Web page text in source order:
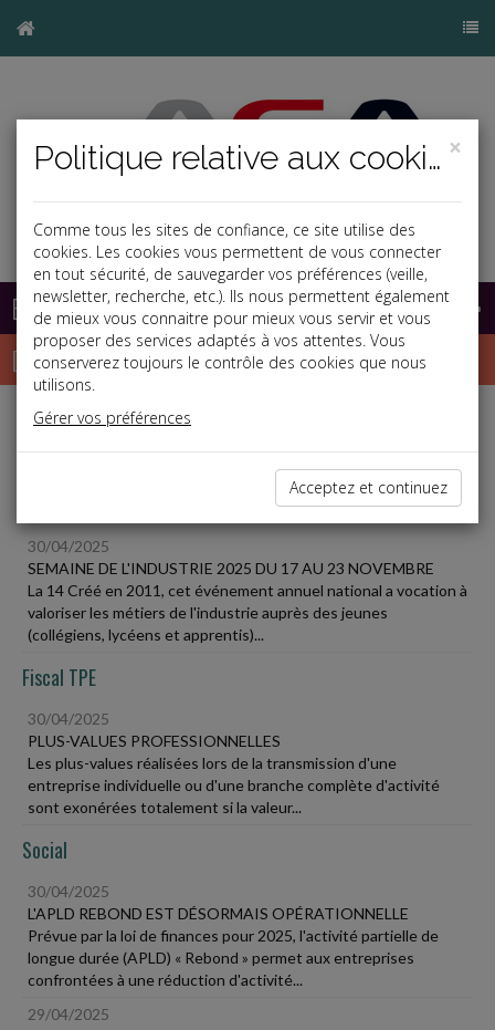
Base documentaire
Dépêches
Liste des dernières dépêches
30/04/2025
SEMAINE DE L'INDUSTRIE 2025 DU 17 AU 23 NOVEMBRE
La 14 Créé en 2011, cet événement annuel national a vocation à
valoriser les métiers de l'industrie auprès des jeunes
(collégiens, lycéens et apprentis)...
Fiscal TPE
30/04/2025
PLUS-VALUES PROFESSIONNELLES
Les plus-values réalisées lors de la transmission d'une
entreprise individuelle ou d'une branche complète d'activité
sont exonérées totalement si la valeur...
Social
30/04/2025
L'APLD REBOND EST DÉSORMAIS OPÉRATIONNELLE
Prévue par la loi de finances pour 2025, l'activité partielle de
longue durée (APLD) « Rebond » permet aux entreprises
confrontées à une réduction d'activité...
29/04/2025
×
Politique relative aux cookies
Comme tous les sites de confiance, ce site utilise des
cookies. Les cookies vous permettent de vous connecter
en tout sécurité, de sauvegarder vos préférences (veille,
newsletter, recherche, etc.). Ils nous permettent également
de mieux vous connaitre pour mieux vous servir et vous
proposer des services adaptés à vos attentes. Vous
conserverez toujours le contrôle des cookies que nous
utilisons.
Gérer vos préférences
Acceptez et continuez